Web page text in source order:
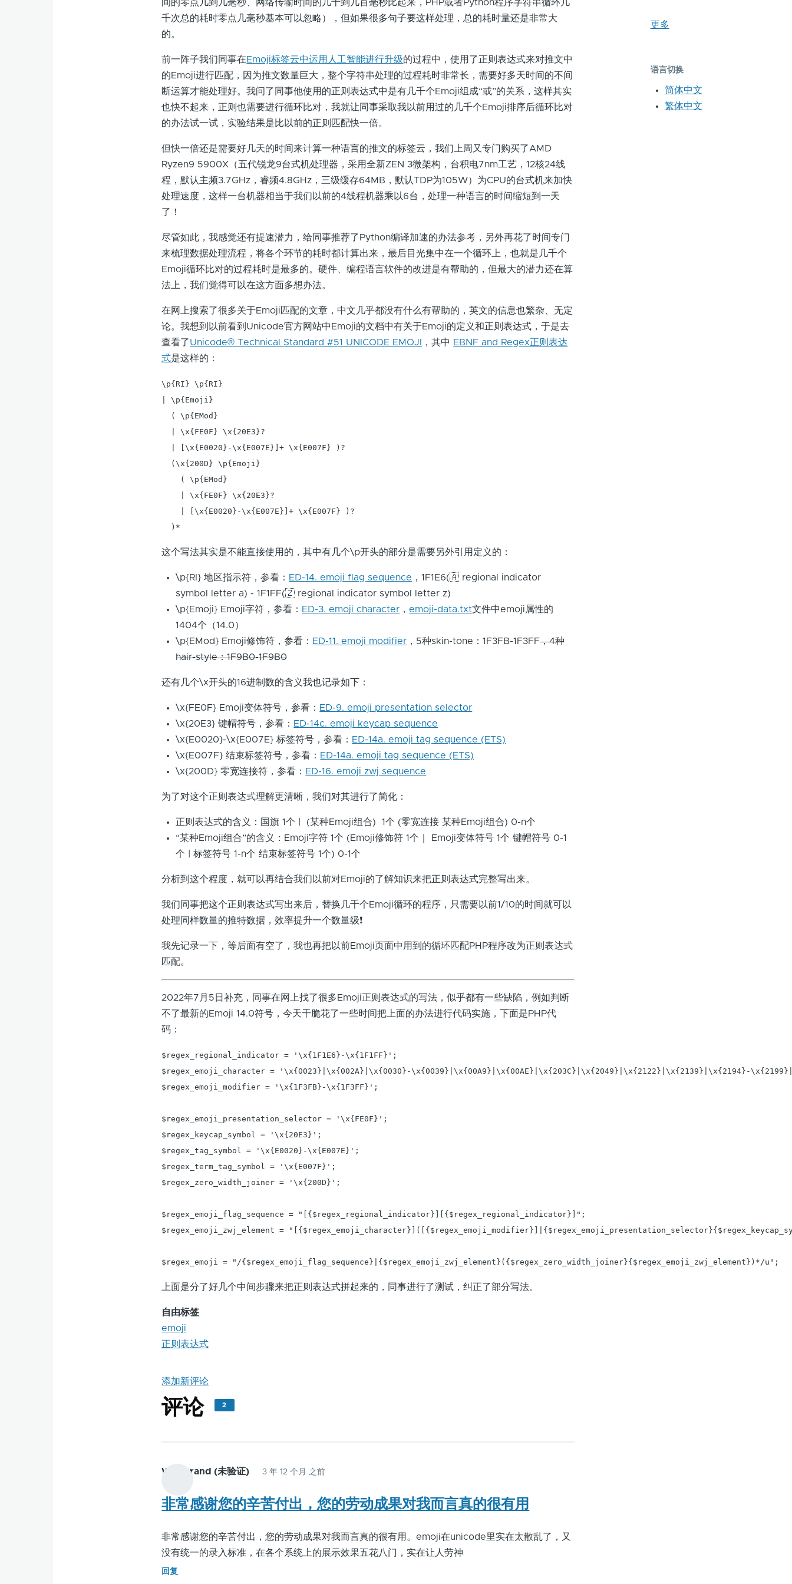
间的零点几到几毫秒、网络传输时间的几十到几百毫秒比起来，PHP或者Python程序字符串循环几
千次总的耗时零点几毫秒基本可以忽略），但如果很多句子要这样处理，总的耗时量还是非常大
的。
前一阵子我们同事在Emoji标签云中运用人工智能进行升级的过程中，使用了正则表达式来对推文中
的Emoji进行匹配，因为推文数量巨大，整个字符串处理的过程耗时非常长，需要好多天时间的不间
断运算才能处理好。我问了同事他使用的正则表达式中是有几千个Emoji组成“或”的关系，这样其实
也快不起来，正则也需要进行循环比对，我就让同事采取我以前用过的几千个Emoji排序后循环比对
的办法试一试，实验结果是比以前的正则匹配快一倍。
但快一倍还是需要好几天的时间来计算一种语言的推文的标签云，我们上周又专门购买了AMD
Ryzen9 5900X（五代锐龙9台式机处理器，采用全新ZEN 3微架构，台积电7nm工艺，12核24线
程，默认主频3.7GHz，睿频4.8GHz，三级缓存64MB，默认TDP为105W）为CPU的台式机来加快
处理速度，这样一台机器相当于我们以前的4线程机器乘以6台，处理一种语言的时间缩短到一天
了！
尽管如此，我感觉还有提速潜力，给同事推荐了Python编译加速的办法参考，另外再花了时间专门
来梳理数据处理流程，将各个环节的耗时都计算出来，最后目光集中在一个循环上，也就是几千个
Emoji循环比对的过程耗时是最多的。硬件、编程语言软件的改进是有帮助的，但最大的潜力还在算
法上，我们觉得可以在这方面多想办法。
在网上搜索了很多关于Emoji匹配的文章，中文几乎都没有什么有帮助的，英文的信息也繁杂、无定
论。我想到以前看到Unicode官方网站中Emoji的文档中有关于Emoji的定义和正则表达式，于是去
查看了Unicode® Technical Standard #51 UNICODE EMOJI ，其中 EBNF and Regex正则表达
式是这样的：
\p{RI} \p{RI}
| \p{Emoji}
  ( \p{EMod}
  | \x{FE0F} \x{20E3}?
  | [\x{E0020}-\x{E007E}]+ \x{E007F} )?
  (\x{200D} \p{Emoji}
    ( \p{EMod}
    | \x{FE0F} \x{20E3}?
    | [\x{E0020}-\x{E007E}]+ \x{E007F} )?
  )*
这个写法其实是不能直接使用的，其中有几个\p开头的部分是需要另外引用定义的：
\p{RI} 地区指示符，参看： ED-14. emoji flag sequence ，1F1E6(🇦 regional indicator
symbol letter a) - 1F1FF(🇿 regional indicator symbol letter z)
\p{Emoji} Emoji字符，参看： ED-3. emoji character ，emoji-data.txt文件中emoji属性的
1404个（14.0）
\p{EMod} Emoji修饰符，参看： ED-11. emoji modifier ，5种skin-tone：1F3FB-1F3FF，4种
hair-style：1F9B0-1F9B0
还有几个\x开头的16进制数的含义我也记录如下：
\x{FE0F} Emoji变体符号，参看： ED-9. emoji presentation selector
\x{20E3} 键帽符号，参看： ED-14c. emoji keycap sequence
\x{E0020}-\x{E007E} 标签符号，参看： ED-14a. emoji tag sequence (ETS)
\x{E007F} 结束标签符号，参看： ED-14a. emoji tag sequence (ETS)
\x{200D} 零宽连接符，参看： ED-16. emoji zwj sequence
为了对这个正则表达式理解更清晰，我们对其进行了简化：
正则表达式的含义：国旗 1个 | (某种Emoji组合) 1个 (零宽连接 某种Emoji组合) 0-n个
“某种Emoji组合”的含义：Emoji字符 1个 (Emoji修饰符 1个｜ Emoji变体符号 1个 键帽符号 0-1
个 | 标签符号 1-n个 结束标签符号 1个) 0-1个
分析到这个程度，就可以再结合我们以前对Emoji的了解知识来把正则表达式完整写出来。
我们同事把这个正则表达式写出来后，替换几千个Emoji循环的程序，只需要以前1/10的时间就可以
处理同样数量的推特数据，效率提升一个数量级❗️
我先记录一下，等后面有空了，我也再把以前Emoji页面中用到的循环匹配PHP程序改为正则表达式
匹配。
2022年7月5日补充，同事在网上找了很多Emoji正则表达式的写法，似乎都有一些缺陷，例如判断
不了最新的Emoji 14.0符号，今天干脆花了一些时间把上面的办法进行代码实施，下面是PHP代
码：
$regex_regional_indicator = '\x{1F1E6}-\x{1F1FF}';
$regex_emoji_character = '\x{0023}|\x{002A}|\x{0030}-\x{0039}|\x{00A9}|\x{00AE}|\x{203C}|\x{2049}|\x{2122}|\x{2139}|\x{2194}-
$regex_emoji_modifier = '\x{1F3FB}-\x{1F3FF}';
$regex_emoji_presentation_selector = '\x{FE0F}';
$regex_keycap_symbol = '\x{20E3}';
$regex_tag_symbol = '\x{E0020}-\x{E007E}';
$regex_term_tag_symbol = '\x{E007F}';
$regex_zero_width_joiner = '\x{200D}';
$regex_emoji_flag_sequence = "[{$regex_regional_indicator}][{$regex_regional_indicator}]";
$regex_emoji_zwj_element =
$regex_emoji = "/{$regex_emoji_flag_sequence}|{$regex_emoji_zwj_element}({$regex_zero_width_joiner}{$regex_emoji_zwj_element})*/u";
上面是分了好几个中间步骤来把正则表达式拼起来的，同事进行了测试，纠正了部分写法。
自由标签
emoji
正则表达式
添加新评论
评论 2
WolfGrand (未验证) 3 年 12 个月 之前
非常感谢您的辛苦付出，您的劳动成果对我而言真的很有用
非常感谢您的辛苦付出，您的劳动成果对我而言真的很有用。emoji在unicode里实在太散乱了，又
没有统一的录入标准，在各个系统上的展示效果五花八门，实在让人劳神
回复
更多
语言切换
简体中文
繁体中文